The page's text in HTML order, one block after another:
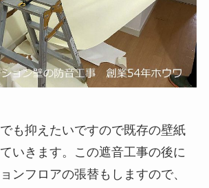
も抑えたいですので既存の壁紙
いきます。この遮音工事の後に
ンフロアの張替もしますので、